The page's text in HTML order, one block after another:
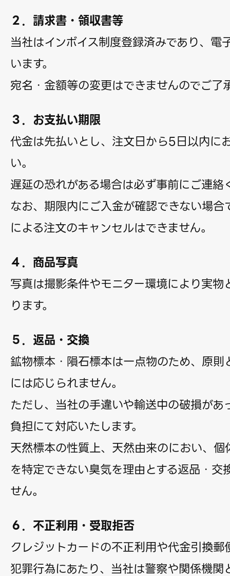
２．請求書・領収書等
当社はインボイス制度登録済みであり、電
います。
宛名・金額等の変更はできませんのでご了
３．お支払い期限
代金は先払いとし、注文日から5日以内に
い。
遅延の恐れがある場合は必ず事前にご連絡
なお、期限内にご入金が確認できない場
による注文のキャンセルはできません。
４．商品写真
写真は撮影条件やモニター環境により実物
ります。
５．返品・交換
鉱物標本・隕石標本は一点物のため、原則
には応じられません。
ただし、当社の手違いや輸送中の破損があ
負担にて対応いたします。
天然標本の性質上、天然由来のにおい、
を特定できない臭気を理由とする返品・交
せん。
６．不正利用・受取拒否
クレジットカードの不正利用や代金引換
犯罪行為にあたり、当社は警察や関係機関